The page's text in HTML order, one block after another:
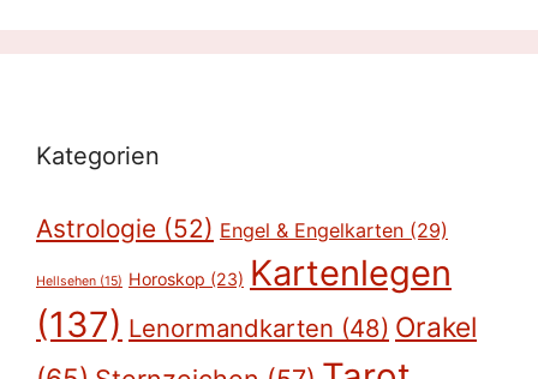
Kategorien
Astrologie (52) Engel & Engelkarten (29)
Hellsehen (15) Horoskop (23) Kartenlegen
(137) Lenormandkarten (48) Orakel